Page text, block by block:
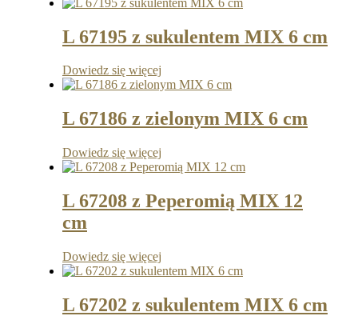
L 67195 z sukulentem MIX 6 cm
Dowiedz się więcej
L 67186 z zielonym MIX 6 cm
Dowiedz się więcej
L 67208 z Peperomią MIX 12
cm
Dowiedz się więcej
L 67202 z sukulentem MIX 6 cm